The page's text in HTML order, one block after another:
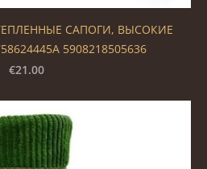
САПОГИ, ВЫСОКИЕ
5908218505636
€21.00